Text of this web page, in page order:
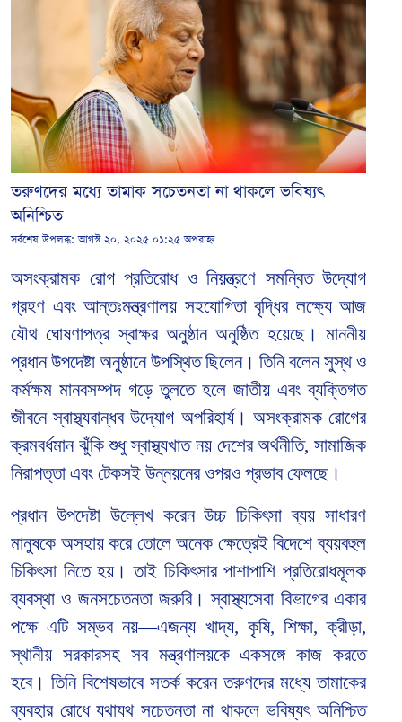
তরুণদের মধ্যে তামাক সচেতনতা না থাকলে ভবিষ্যৎ
অনিশ্চিত
সর্বশেষ উপলব্ধ:আগস্ট ২০, ২০২৫ ০১:২৫ অপরাহ্ন
অসংক্রামক রোগ প্রতিরোধ ও নিয়ন্ত্রণে সমন্বিত উদ্যোগ
গ্রহণ এবং আন্তঃমন্ত্রণালয় সহযোগিতা বৃদ্ধির লক্ষ্যে আজ
যৌথ ঘোষণাপত্র স্বাক্ষর অনুষ্ঠান অনুষ্ঠিত হয়েছে। মাননীয়
প্রধান উপদেষ্টা অনুষ্ঠানে উপস্থিত ছিলেন। তিনি বলেন সুস্থ ও
কর্মক্ষম মানবসম্পদ গড়ে তুলতে হলে জাতীয় এবং ব্যক্তিগত
জীবনে স্বাস্থ্যবান্ধব উদ্যোগ অপরিহার্য। অসংক্রামক রোগের
ক্রমবর্ধমান ঝুঁকি শুধু স্বাস্থ্যখাত নয় দেশের অর্থনীতি, সামাজিক
নিরাপত্তা এবং টেকসই উন্নয়নের ওপরও প্রভাব ফেলছে।
প্রধান উপদেষ্টা উল্লেখ করেন উচ্চ চিকিৎসা ব্যয় সাধারণ
মানুষকে অসহায় করে তোলে অনেক ক্ষেত্রেই বিদেশে ব্যয়বহুল
চিকিৎসা নিতে হয়। তাই চিকিৎসার পাশাপাশি প্রতিরোধমূলক
ব্যবস্থা ও জনসচেতনতা জরুরি। স্বাস্থ্যসেবা বিভাগের একার
পক্ষে এটি সম্ভব নয়—এজন্য খাদ্য, কৃষি, শিক্ষা, ক্রীড়া,
স্থানীয় সরকারসহ সব মন্ত্রণালয়কে একসঙ্গে কাজ করতে
হবে। তিনি বিশেষভাবে সতর্ক করেন তরুণদের মধ্যে তামাকের
ব্যবহার রোধে যথাযথ সচেতনতা না থাকলে ভবিষ্যৎ অনিশ্চিত